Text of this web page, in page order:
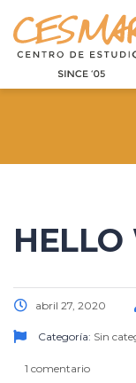
HELLO
abril 27, 2020
Categoría: Sin
1 comentario